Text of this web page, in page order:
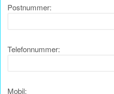
Postnummer:
Telefonnummer:
Mobil: